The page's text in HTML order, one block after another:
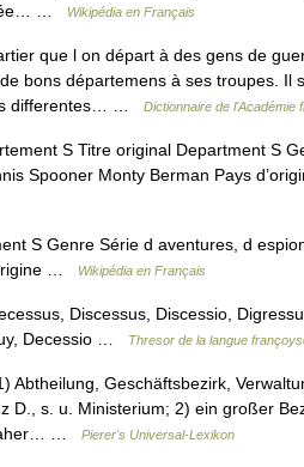
…
Wikipédia en Français
que l on départ à des gens de
bons départemens à ses troupes. Il
differentes… …
Dictionnaire de l'Académie
S Titre original Department S
Spooner Monty Berman Pays
S Genre Série d aventures, d
…
Wikipédia en Français
Discessus, Discessio,
Decessio …
Thresor de la langue
Abtheilung, Geschäftsbezirk,
D., s. u. Ministerium; 2) ein großer
…
Pierer's Universal-Lexikon